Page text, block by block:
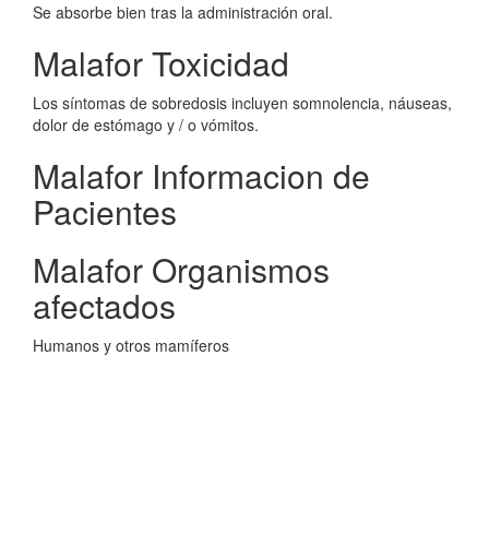
Se absorbe bien tras la administración oral.
Malafor Toxicidad
Los síntomas de sobredosis incluyen somnolencia, náuseas,
dolor de estómago y / o vómitos.
Malafor Informacion de
Pacientes
Malafor Organismos
afectados
Humanos y otros mamíferos